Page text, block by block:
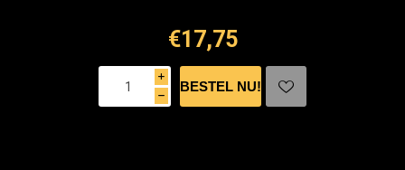
€17,75
i
h